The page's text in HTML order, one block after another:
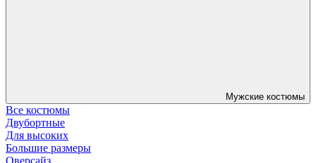
Мужские костюмы
Все костюмы
Двубортные
Для высоких
Большие размеры
Оверсайз